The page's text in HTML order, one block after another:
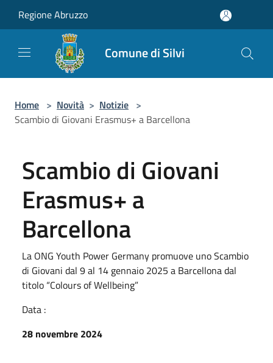
Regione Abruzzo
Comune di Silvi
Home > Novità > Notizie >
Scambio di Giovani Erasmus+ a Barcellona
Scambio di Giovani
Erasmus+ a
Barcellona
La ONG Youth Power Germany promuove uno Scambio
di Giovani dal 9 al 14 gennaio 2025 a Barcellona dal
titolo “Colours of Wellbeing”
Data :
28 novembre 2024